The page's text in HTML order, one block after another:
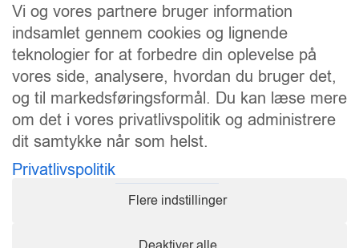
Vi understøtter FN’s verdensmål:
Vi og vores partnere bruger information
indsamlet gennem cookies og lignende
teknologier for at forbedre din oplevelse på
vores side, analysere, hvordan du bruger det,
og til markedsføringsformål. Du kan læse mere
om det i vores privatlivspolitik og administrere
dit samtykke når som helst.
Privatlivspolitik
Flere indstillinger